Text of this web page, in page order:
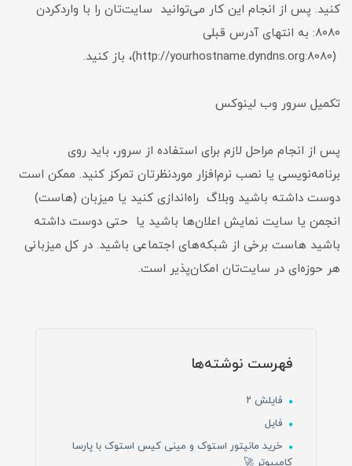
کنید. پس از انجام این کار می‌توانید سایت‌تان را با واردکردن
8080: به انتهای آدرس قبلی
(http://yourhostname.dyndns.org:8080)، باز کنید.
تکمیل سرور وب لینوکس
پس از انجام مراحل لازم برای استفاده از سرور، باید روی
برنامه‌‌نویسی یا نصب نرم‌افزار موردنظرتان تمرکز کنید. ممکن است
دوست داشته باشید وبلاگ راه‌اندازی کنید یا میزبان (هاست)
انجمن یا سایت نمایش اعلان‌ها باشید یا حتی دوست داشته
باشید هاست برخی از شبکه‌های اجتماعی باشید. در کل میزبانی
هر حوزه‌ای در سایت‌تان امکان‌پذیر است.
فهرست نوشته‌ها
فایلش ۲
فایل
خرید مانیتور استوک و مینی کیس استوک با پارسا
کامپیوتر 🚀